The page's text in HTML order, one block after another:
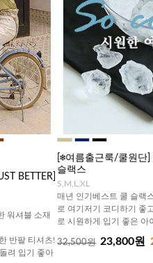
BETTER]
워셔블 소재
반팔 티셔츠!
려 입기 좋아
[❄️여름출근룩/쿨원단
슬랙스
S,M,L,XL
매년 인기베스트 쿨 슬랙
로 여기저기 코디하기 좋
로 시원하게 입기 좋은 아
32,500원 23,800원